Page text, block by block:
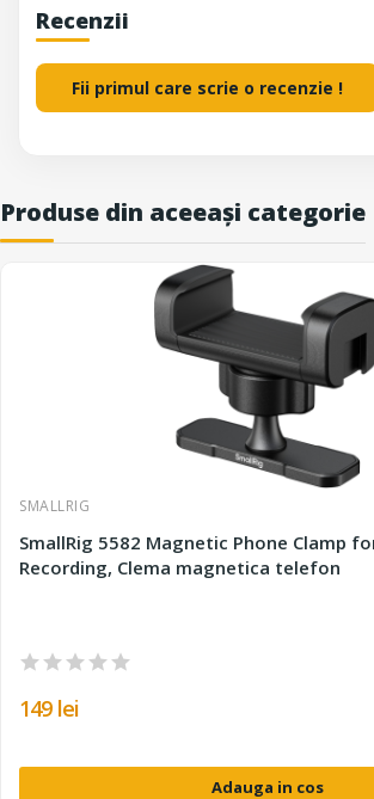
Recenzii
Fii primul care scrie o recenzie !
Produse din aceeași categorie
SMALLRIG
SmallRig 5582 Magnetic Phone Clamp
Recording, Clema magnetica telefon
149 lei
Adauga in cos